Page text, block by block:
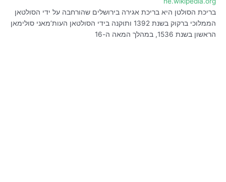
בריכת הסולטן היא בריכת אגירה בירושלים שהורחבה על ידי הסולטאן
הממלוכי ברקוק בשנת 1392 ותוקנה בידי הסולטאן העות’מאני סולימאן
הראשון בשנת 1536, במהלך המאה ה-16